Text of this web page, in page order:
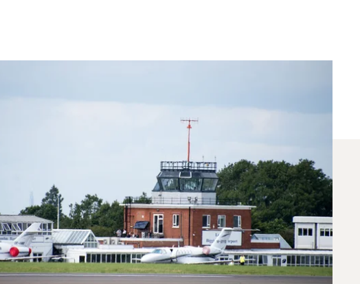
Entre Dubái Y
para vuelos entre Londres y Dubái. Un asesor dedicado
específicas.